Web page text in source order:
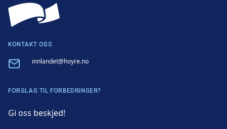
KONTAKT OSS
Email innlandet@hoyre.no
FORSLAG TIL FORBEDRINGER?
Gi oss beskjed!